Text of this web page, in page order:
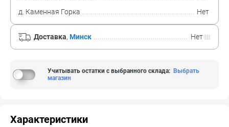
д. Каменная Горка
Нет
Доставка, Минск Нет
Учитывать остатки с выбранного склада: Выбрать
магазин
Характеристики